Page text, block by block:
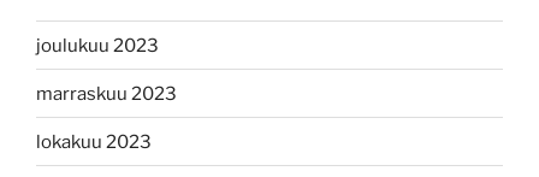
joulukuu 2023
marraskuu 2023
lokakuu 2023